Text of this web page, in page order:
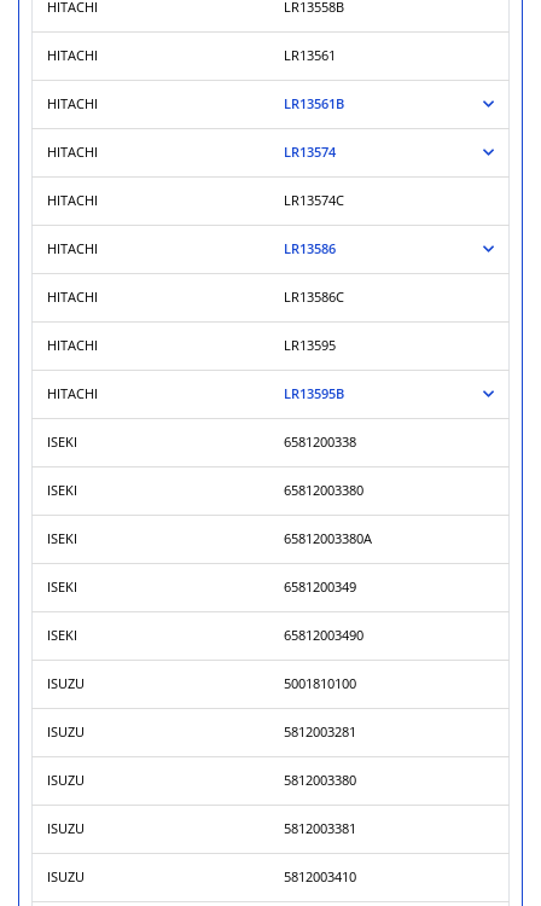
HITACHI LR13558B
HITACHI LR13561
HITACHI LR13561B
HITACHI LR13574
HITACHI LR13574C
HITACHI LR13586
HITACHI LR13586C
HITACHI LR13595
HITACHI LR13595B
ISEKI 6581200338
ISEKI 65812003380
ISEKI 65812003380A
ISEKI 6581200349
ISEKI 65812003490
ISUZU 5001810100
ISUZU 5812003281
ISUZU 5812003380
ISUZU 5812003381
ISUZU 5812003410